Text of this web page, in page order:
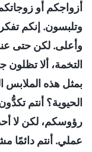
أزواجكم أو
وتلبسون. إنكم
وأعلى. لكن حتى
التخمة، ألا تظلون
بمثل هذه الملابس
الحيوية؟ أنتم
رؤوسكم، لكن لا
عملي. أنتم دائمًا